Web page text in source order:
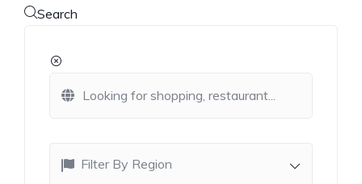
Search
Filter By Region